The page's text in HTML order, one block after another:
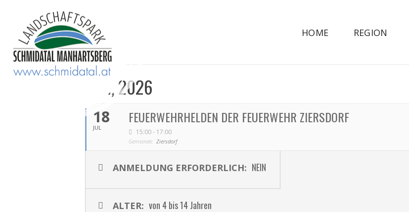
HOME REGION
JULI, 2026
18
JUL
FEUERWEHRHELDEN DER FEUERWEHR ZIERSDORF
15:00 - 17:00
Gemeinde: Ziersdorf
ANMELDUNG ERFORDERLICH: NEIN
ALTER: von 4 bis 14 Jahren